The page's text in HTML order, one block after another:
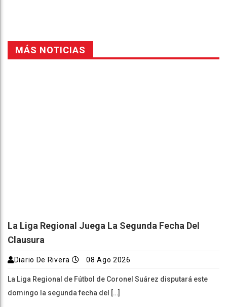
MÁS NOTICIAS
La Liga Regional Juega La Segunda Fecha Del
Clausura
Diario De Rivera 08 Ago 2026
La Liga Regional de Fútbol de Coronel Suárez disputará este
domingo la segunda fecha del […]